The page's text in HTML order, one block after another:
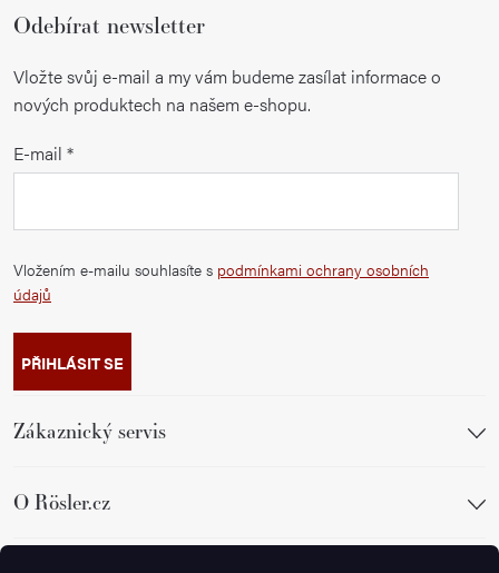
Odebírat newsletter
Vložte svůj e-mail a my vám budeme zasílat informace o
nových produktech na našem e-shopu.
E-mail
Vložením e-mailu souhlasíte s podmínkami ochrany osobních
údajů
PŘIHLÁSIT SE
Zákaznický servis
O Rösler.cz